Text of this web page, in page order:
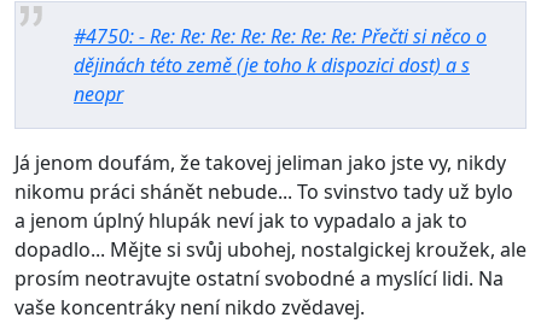
#4750: - Re: Re: Re: Re: Re: Re: Re: Přečti si něco o
dějinách této země (je toho k dispozici dost) a s
neopr
Já jenom doufám, že takovej jeliman jako jste vy, nikdy
nikomu práci shánět nebude... To svinstvo tady už bylo
a jenom úplný hlupák neví jak to vypadalo a jak to
dopadlo... Mějte si svůj ubohej, nostalgickej kroužek, ale
prosím neotravujte ostatní svobodné a myslící lidi. Na
vaše koncentráky není nikdo zvědavej.